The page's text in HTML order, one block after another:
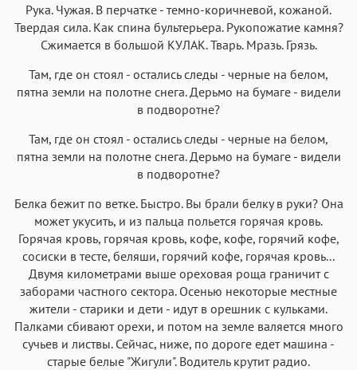
Рука. Чужая. В перчатке - темно-коричневой, кожаной.
Твердая сила. Как спина бультерьера. Рукопожатие камня?
Сжимается в большой КУЛАК. Тварь. Мразь. Грязь.
Там, где он стоял - остались следы - черные на белом,
пятна земли на полотне снега. Дерьмо на бумаге - видели
в подворотне?
Там, где он стоял - остались следы - черные на белом,
пятна земли на полотне снега. Дерьмо на бумаге - видели
в подворотне?
Белка бежит по ветке. Быстро. Вы брали белку в руки? Она
может укусить, и из пальца польется горячая кровь.
Горячая кровь, горячая кровь, кофе, кофе, горячий кофе,
сосиски в тесте, беляши, горячий кофе, горячая кровь...
Двумя километрами выше ореховая роща граничит с
заборами частного сектора. Осенью некоторые местные
жители - старики и дети - идут в орешник с кульками.
Палками сбивают орехи, и потом на земле валяется много
сучьев и листвы. Сейчас, ниже, по дороге едет машина -
старые белые "Жигули". Водитель крутит радио.